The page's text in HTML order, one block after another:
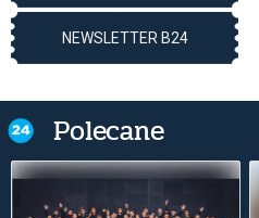
NEWSLETTER B24
Polecane